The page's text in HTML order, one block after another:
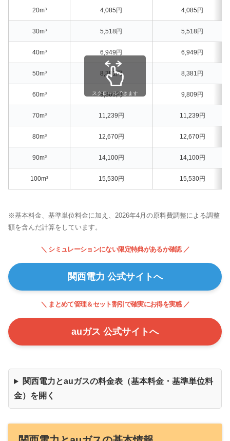
20m³ 4,085円 4,085円
30m³ 5,518円 5,518円
40m³ 6,949円 6,949円
50m³ 8,381円 8,381円
60m³ 9,809円 9,809円
70m³ 11,239円 11,239円
80m³ 12,670円 12,670円
90m³ 14,100円 14,100円
100m³ 15,530円 15,530円
スクロールできます
※基本料金、基準単位料金に加え、2026年4月の原料費調整による調整
額を含んだ計算をしています。
＼ シミュレーションにない限定特典があるか確認 ／
関西電力 公式サイトへ
＼ まとめて管理＆セット割引で確実にお得を実感 ／
auガス 公式サイトへ
関西電力とauガスの料金表（基本料金・基準単位料
金）を開く